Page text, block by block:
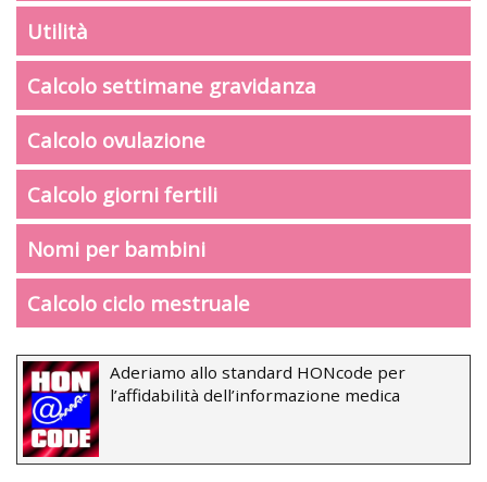
Utilità
Calcolo settimane gravidanza
Calcolo ovulazione
Calcolo giorni fertili
Nomi per bambini
Calcolo ciclo mestruale
Aderiamo allo standard HONcode per
l’affidabilità dell’informazione medica